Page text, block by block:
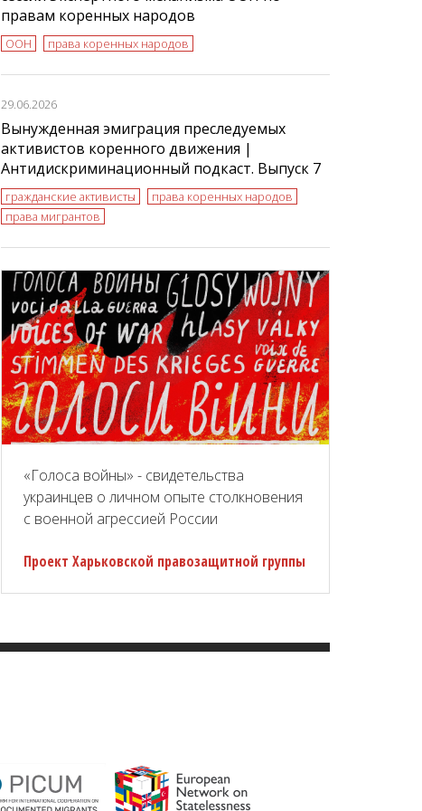
правам коренных народов
ООН права коренных народов
29.06.2026
Вынужденная эмиграция преследуемых
активистов коренного движения |
Антидискриминационный подкаст. Выпуск 7
гражданские активисты
права коренных народов
права мигрантов
«Голоса войны» - свидетельства
украинцев о личном опыте столкновения
с военной агрессией России
Проект Харьковской правозащитной группы